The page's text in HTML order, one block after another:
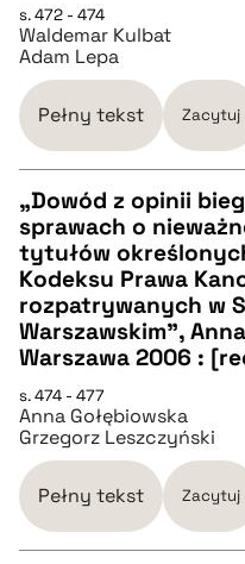
pobierz cytat
pobierz cytat
s. 472 - 474
Waldemar Kulbat
Adam Lepa
Pełny tekst Zacytuj
CZYSTY TEKST
pobierz cytat
BIBTEX
pobierz cytat
„Dowód z opinii
sprawach o
tytułów
Kodeksu Prawa
rozpatrywanych w
Warszawskim”,
Warszawa 2006 :
s. 474 - 477
Anna Gołębiowska
Grzegorz Leszczyński
Pełny tekst Zacytuj